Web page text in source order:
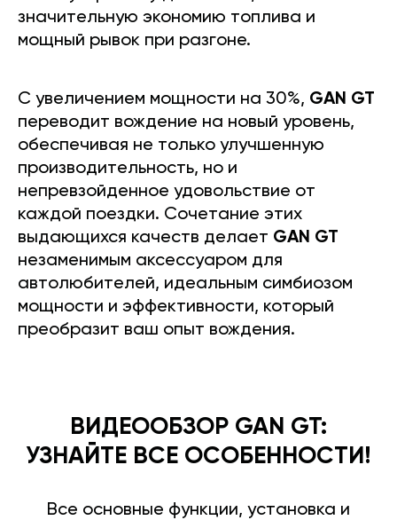
значительную экономию топлива и
мощный рывок при разгоне.
С увеличением мощности на 30%, GAN GT
переводит вождение на новый уровень,
обеспечивая не только улучшенную
производительность, но и
непревзойденное удовольствие от
каждой поездки. Сочетание этих
выдающихся качеств делает GAN GT
незаменимым аксессуаром для
автолюбителей, идеальным симбиозом
мощности и эффективности, который
преобразит ваш опыт вождения.
ВИДЕООБЗОР GAN GT:
УЗНАЙТЕ ВСЕ ОСОБЕННОСТИ!
Все основные функции, установка и